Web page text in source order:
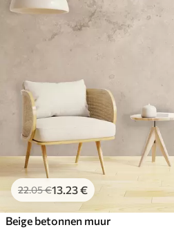
22.05€13.23€
Beige betonnen muur